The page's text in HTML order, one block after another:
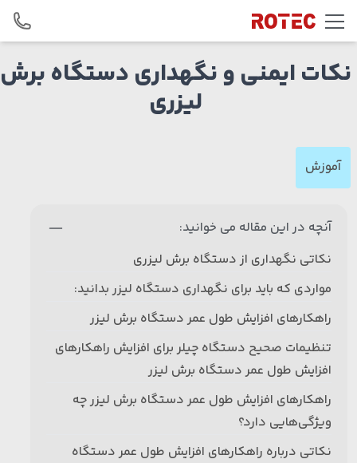
Skip to content
نکات ایمنی و نگهداری دستگاه برش
لیزری
آموزش
آنچه در این مقاله می خوانید:
نکاتی نگهداری از دستگاه برش لیزری
مواردی که باید برای نگهداری دستگاه لیزر بدانید:
راهکارهای افزایش طول عمر دستگاه برش لیزر
تنظیمات صحیح دستگاه چیلر برای افزایش راهکارهای
افزایش طول عمر دستگاه برش لیزر
راهکارهای افزایش طول عمر دستگاه برش لیزر چه
ویژگی‌هایی دارد؟
نکاتی درباره راهکارهای افزایش طول عمر دستگاه